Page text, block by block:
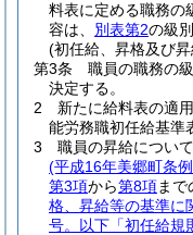
料表に定める職務の
容は、 別表第2の級
(初任給、昇格及び
第3条
職員の職務の級
決定する。
2
新たに給料表の適
能労務職初任給基準
3
職員の昇給について
(平成16年美郷町条
第3項から第8項ま
格、昇給等の基準に
号。以下「初任給規